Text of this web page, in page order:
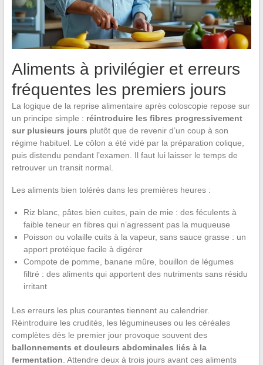
Aliments à privilégier et erreurs
fréquentes les premiers jours
La logique de la reprise alimentaire après coloscopie repose sur
un principe simple : réintroduire les fibres progressivement
sur plusieurs jours plutôt que de revenir d’un coup à son
régime habituel. Le côlon a été vidé par la préparation colique,
puis distendu pendant l’examen. Il faut lui laisser le temps de
retrouver un transit normal.
Les aliments bien tolérés dans les premières heures :
Riz blanc, pâtes bien cuites, pain de mie : des féculents à
faible teneur en fibres qui n’agressent pas la muqueuse
Poisson ou volaille cuits à la vapeur, sans sauce grasse : un
apport protéique facile à digérer
Compote de pomme, banane mûre, bouillon de légumes
filtré : des aliments qui apportent des nutriments sans résidu
irritant
Les erreurs les plus courantes tiennent au calendrier.
Réintroduire les crudités, les légumineuses ou les céréales
complètes dès le premier jour provoque souvent des
ballonnements et douleurs abdominales liés à la
fermentation . Attendre deux à trois jours avant ces aliments